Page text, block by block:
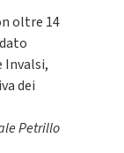
oltre 14
Invalsi,
dei
Petrillo